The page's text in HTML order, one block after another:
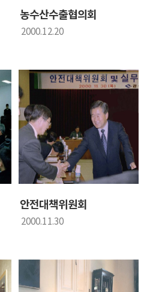
농수산수출협의회
2000.12.20
안전대책위원회
2000.11.30